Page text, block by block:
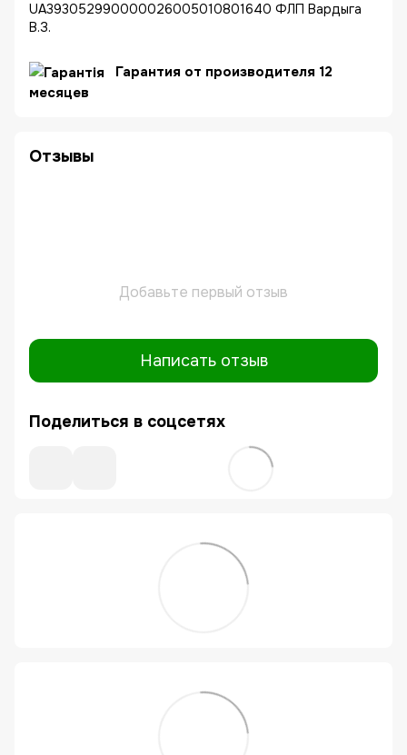
UA393052990000026005010801640 ФЛП Вардыга
В.З.
Гарантия от производителя 12
месяцев
Отзывы
Добавьте первый отзыв
Написать отзыв
Поделиться в соцсетях